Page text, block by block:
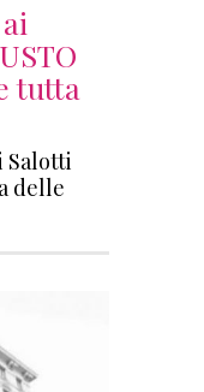
tutta
Salotti
delle